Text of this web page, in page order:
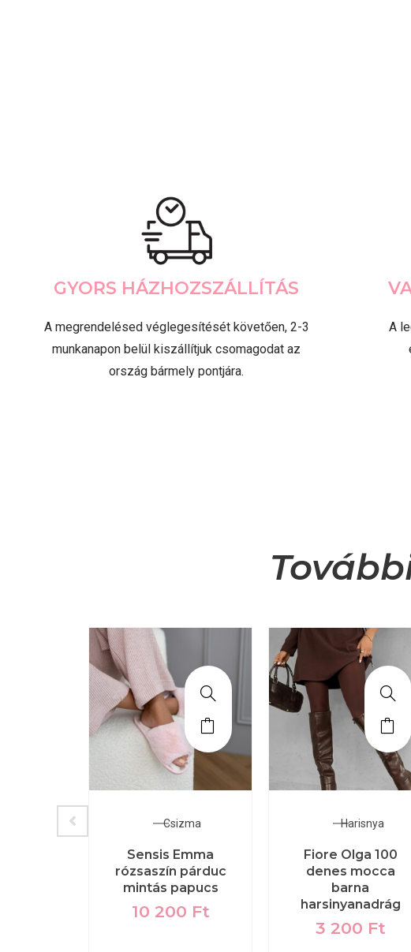
GYORS HÁZHOZSZÁLLÍTÁS
A megrendelésed véglegesítését követően, 2-3
munkanapon belül kiszállítjuk csomagodat az
ország bármely pontjára.
A
Csizma
Sensis Emma
rózsaszín párduc
mintás papucs
10 200 Ft
Harisnya
Fiore Olga 100
denes mocca
barna
harsinyanadrág
3 200 Ft